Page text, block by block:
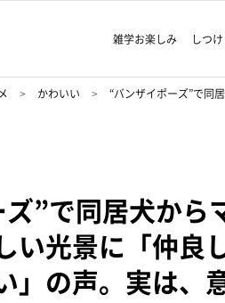
雑学お楽しみ しつけ
かわいい
“バンザイポーズ”で同
”で同居犬から
い光景に「仲良
」の声。実は、